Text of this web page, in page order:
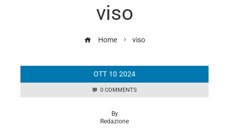
viso
Home viso
OTT 10 2024
0 COMMENTS
By
Redazione